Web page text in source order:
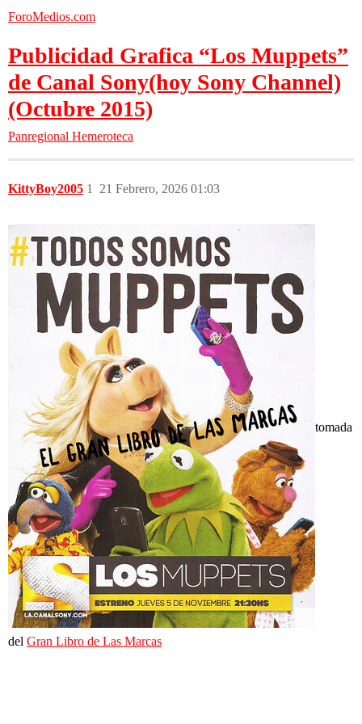
ForoMedios.com
Publicidad Grafica “Los Muppets”
de Canal Sony(hoy Sony Channel)
(Octubre 2015)
Panregional Hemeroteca
KittyBoy2005 21 Febrero, 2026 01:03
1
tomada
del Gran Libro de Las Marcas